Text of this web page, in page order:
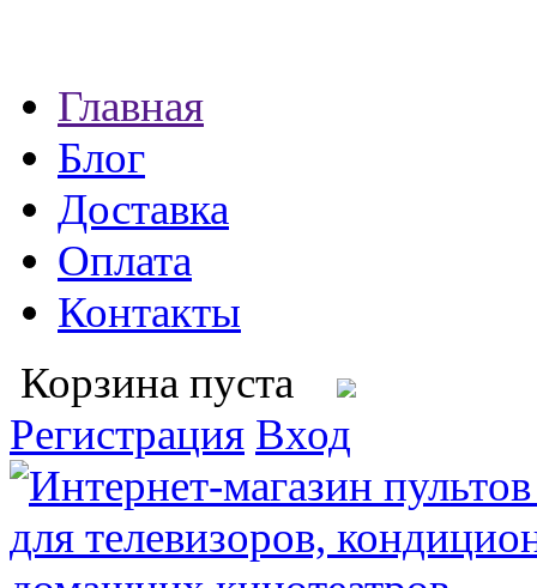
Главная
Блог
Доставка
Оплата
Контакты
Корзина пуста
Регистрация Вход